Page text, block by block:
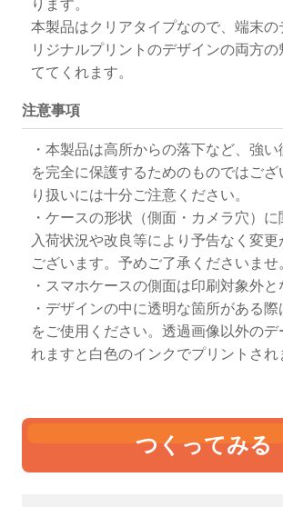
ります。
本製品はクリアタイプなので、端末の
リジナルプリントのデザインの両方の
ててくれます。
注意事項
・本製品は高所からの落下など、強
を完全に保護するためのものではござ
り扱いには十分ご注意ください。
・ケースの形状（側面・カメラ穴）に
入荷状況や改良等により予告なく変
ございます。予めご了承くださいませ
・スマホケースの側面は印刷対象外と
・デザインの中に透明な箇所がある
をご使用ください。透過画像以外のデ
れますと白色のインクでプリントされ
つくってみる